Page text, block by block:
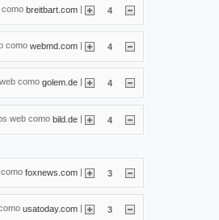
como breitbart.com | 4
como webmd.com 4
como golem.de 4
web como bild.de | 4
foxnews.com | 3
usatoday.com | 3